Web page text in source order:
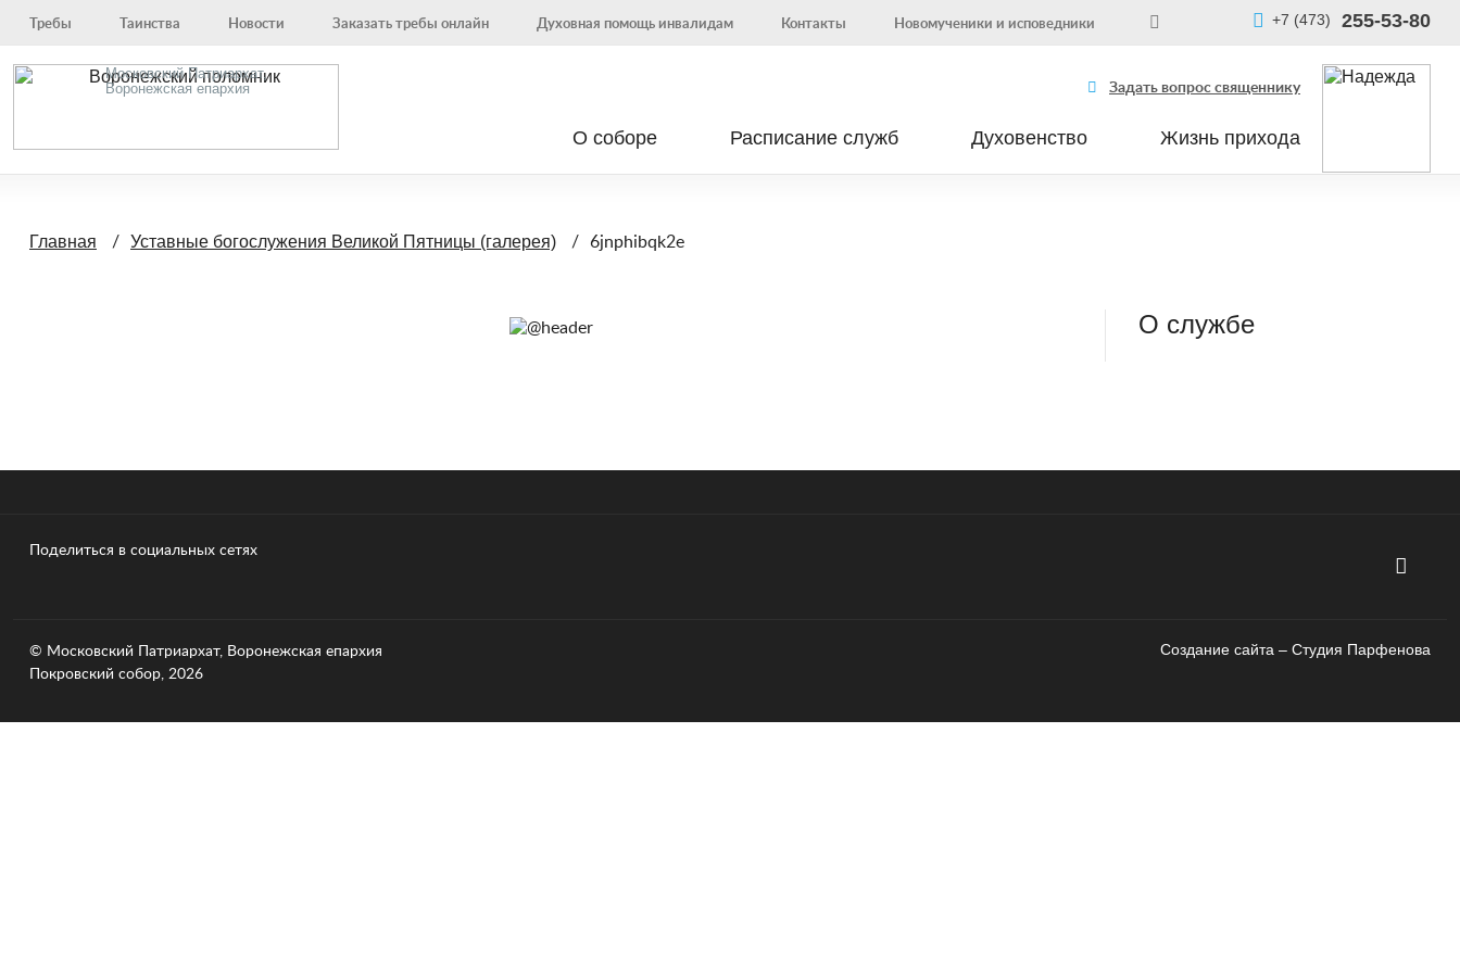
Требы Таинства Новости Заказать требы онлайн Духовная помощь инвалидам Контакты Новомученики и исповедники +7 (473) 255-53-80
Московский Патриархат,
Воронежская епархия
Задать вопрос священнику
О соборе Расписание служб Духовенство Жизнь прихода
Главная Уставные богослужения Великой Пятницы (галерея) 6jnphibqk2e
О службе
Поделиться в социальных сетях
© Московский Патриархат, Воронежcкая епархия
Покровский собор, 2026
Создание сайта – Cтудия Парфенова